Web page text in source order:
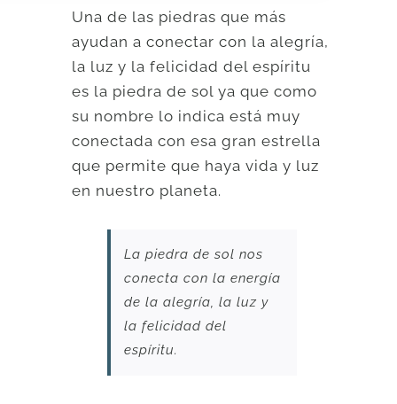
Una de las piedras que más
ayudan a conectar con la alegría,
la luz y la felicidad del espíritu
es la piedra de sol ya que como
su nombre lo indica está muy
conectada con esa gran estrella
que permite que haya vida y luz
en nuestro planeta.
La piedra de sol nos
conecta con la energía
de la alegría, la luz y
la felicidad del
espíritu.